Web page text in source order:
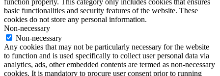
function properly. This category only includes cookies that ensures
basic functionalities and security features of the website. These
cookies do not store any personal information.
Non-necessary
Non-necessary
Any cookies that may not be particularly necessary for the website
to function and is used specifically to collect user personal data via
analytics, ads, other embedded contents are termed as non-necessary
cookies. It is mandatory to procure user consent prior to running